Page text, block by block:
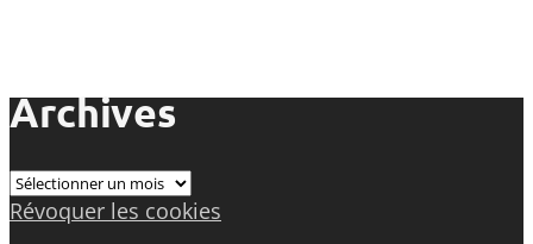
Archives
Archives
Révoquer les cookies